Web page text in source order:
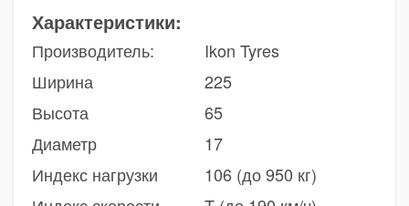
Характеристики:
Производитель:
Ikon Tyres
Ширина
225
Высота
65
Диаметр
17
Индекс нагрузки
106 (до 950 кг)